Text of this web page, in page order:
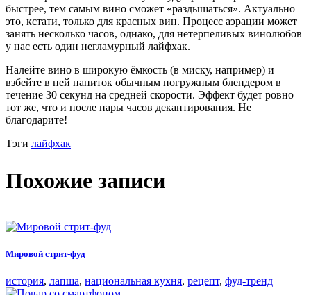
быстрее, тем самым вино сможет «раздышаться». Актуально
это, кстати, только для красных вин. Процесс аэрации может
занять несколько часов, однако, для нетерпеливых винолюбов
у нас есть один негламурный лайфхак.
Налейте вино в широкую ёмкость (в миску, например) и
взбейте в ней напиток обычным погружным блендером в
течение 30 секунд на средней скорости. Эффект будет ровно
тот же, что и после пары часов декантирования. Не
благодарите!
Тэги лайфхак
Похожие записи
Мировой стрит-фуд
история, лапша, национальная кухня, рецепт, фуд-тренд